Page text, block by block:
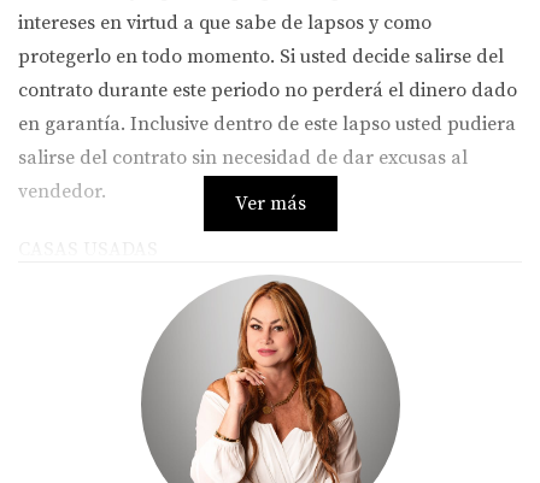
intereses en virtud a que sabe de lapsos y como
protegerlo en todo momento. Si usted decide salirse del
contrato durante este periodo no perderá el dinero dado
en garantía. Inclusive dentro de este lapso usted pudiera
salirse del contrato sin necesidad de dar excusas al
vendedor.
Ver más